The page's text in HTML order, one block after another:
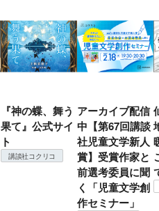
『神の蝶、舞う
果て』公式サイ
ト
講談社コクリコ
アーカイブ配信
中【第67回講談
社児童文学新人
賞】受賞作家と
前選考委員に聞
く「児童文学創
作セミナー」